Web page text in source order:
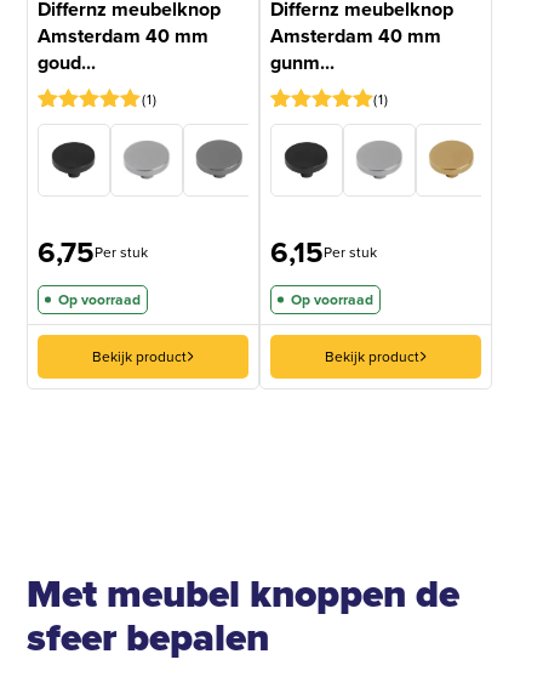
Differnz meubelknop
Amsterdam 40 mm
goud...
Gewaardeerd
op 5
gebaseerd
1
1
6,75Per stuk
Op voorraad
Bekijk product
Differnz meubelknop
Amsterdam 40 mm
gunm...
Gewaardeerd
op 5
gebaseerd
1
1
6,15Per stuk
Op voorraad
Bekijk product
Met meubel knoppen de
sfeer bepalen